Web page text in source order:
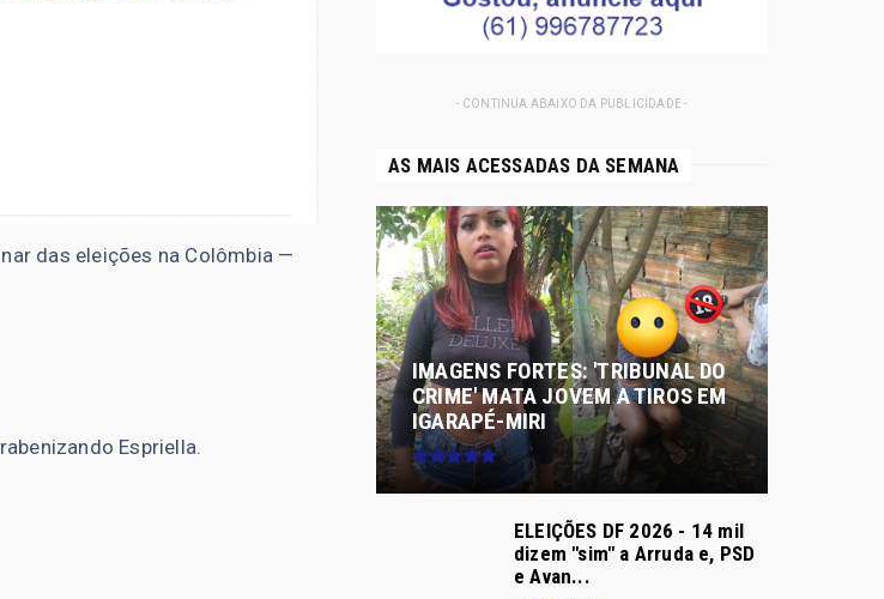
das eleições na Colômbia —
Espriella.
- CONTINUA ABAIXO DA PUBLICIDADE -
AS MAIS ACESSADAS DA SEMANA
IMAGENS FORTES: 'TRIBUNAL DO
CRIME' MATA JOVEM A TIROS EM
IGARAPÉ-MIRI
ELEIÇÕES DF 2026 - 14 mil
dizem "sim" a Arruda e, PSD
e Avan...